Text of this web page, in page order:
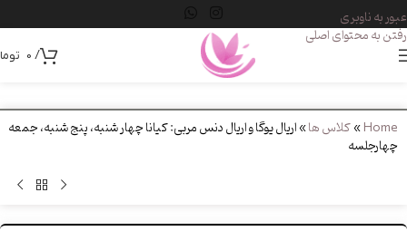
عبور به ناوبری
رفتن به محتوای اصلی
/
0
Home
»کلاس ها»اریال یوگا و اریال دنس مربی: کیانا چهار شنبه، پنج شنبه، جمعه
چهارجلسه